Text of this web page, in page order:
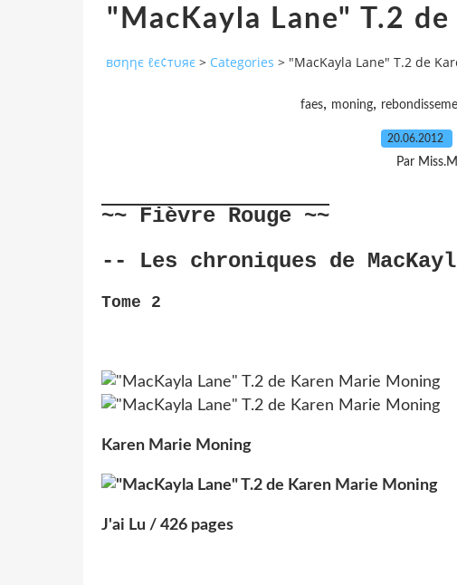
"MacKayla Lane" T.2
вσηηє ℓє¢тυяє > Categories > "MacKayla Lane" T.2 de
faes, moning,
20.06.2012
Par
~~ Fièvre Rouge ~~
-- Les chroniques de
Tome 2
Karen Marie Moning
J'ai Lu / 426 pages